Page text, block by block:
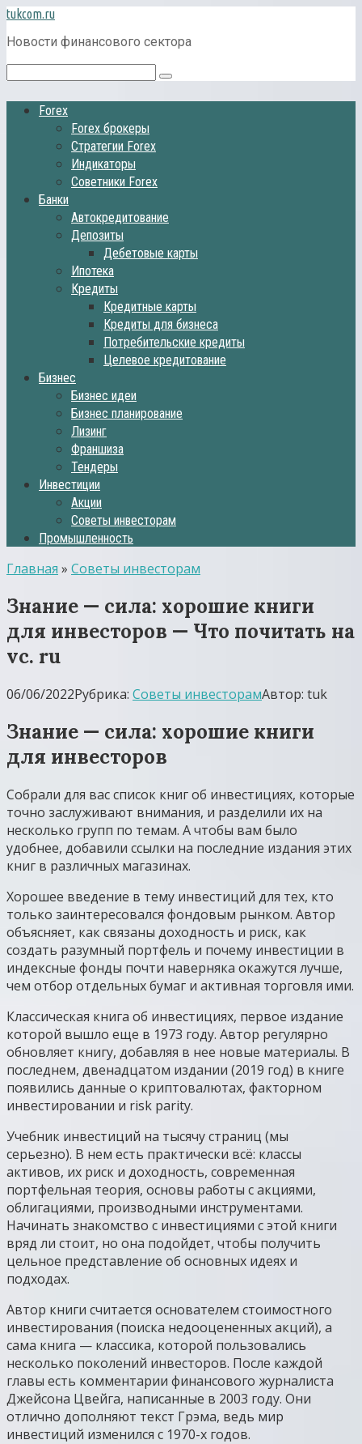
Перейти
к
контенту
tukcom.ru
Новости финансового сектора
Поиск:
Forex
Forex брокеры
Стратегии Forex
Индикаторы
Советники Forex
Банки
Автокредитование
Депозиты
Дебетовые карты
Ипотека
Кредиты
Кредитные карты
Кредиты для бизнеса
Потребительские кредиты
Целевое кредитование
Бизнес
Бизнес идеи
Бизнес планирование
Лизинг
Франшиза
Тендеры
Инвестиции
Акции
Советы инвесторам
Промышленность
Главная » Советы инвесторам
Знание — сила: хорошие книги
для инвесторов — Что почитать на
vc. ru
06/06/2022Рубрика: Советы инвесторамАвтор: tuk
Знание — сила: хорошие книги
для инвесторов
Собрали для вас список книг об инвестициях, которые
точно заслуживают внимания, и разделили их на
несколько групп по темам. А чтобы вам было
удобнее, добавили ссылки на последние издания этих
книг в различных магазинах.
Хорошее введение в тему инвестиций для тех, кто
только заинтересовался фондовым рынком. Автор
объясняет, как связаны доходность и риск, как
создать разумный портфель и почему инвестиции в
индексные фонды почти наверняка окажутся лучше,
чем отбор отдельных бумаг и активная торговля ими.
Классическая книга об инвестициях, первое издание
которой вышло еще в 1973 году. Автор регулярно
обновляет книгу, добавляя в нее новые материалы. В
последнем, двенадцатом издании (2019 год) в книге
появились данные о криптовалютах, факторном
инвестировании и risk parity.
Учебник инвестиций на тысячу страниц (мы
серьезно). В нем есть практически всё: классы
активов, их риск и доходность, современная
портфельная теория, основы работы с акциями,
облигациями, производными инструментами.
Начинать знакомство с инвестициями с этой книги
вряд ли стоит, но она подойдет, чтобы получить
цельное представление об основных идеях и
подходах.
Автор книги считается основателем стоимостного
инвестирования (поиска недооцененных акций), а
сама книга — классика, которой пользовались
несколько поколений инвесторов. После каждой
главы есть комментарии финансового журналиста
Джейсона Цвейга, написанные в 2003 году. Они
отлично дополняют текст Грэма, ведь мир
инвестиций изменился с 1970-х годов.